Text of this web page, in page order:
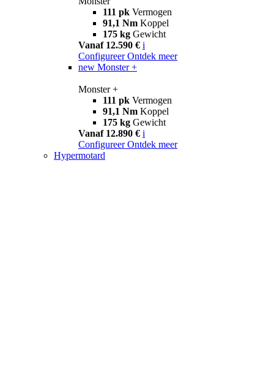
111 pk Vermogen
91,1 Nm Koppel
175 kg Gewicht
Vanaf 12.590 € i
Configureer Ontdek meer
new Monster +
Monster +
111 pk Vermogen
91,1 Nm Koppel
175 kg Gewicht
Vanaf 12.890 € i
Configureer Ontdek meer
Hypermotard